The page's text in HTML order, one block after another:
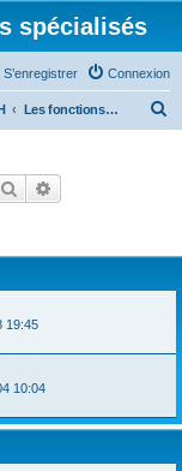
spécialisés
Connexion
S’enregistrer
Les fonctions 'institutionnelles'
Rechercher
19:45
10:04